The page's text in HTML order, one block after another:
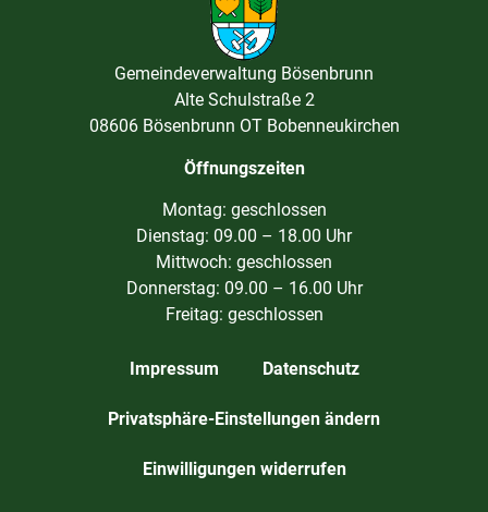
Gemeindeverwaltung Bösenbrunn
Alte Schulstraße 2
08606 Bösenbrunn OT Bobenneukirchen
Öffnungszeiten
Montag: geschlossen
Dienstag: 09.00 – 18.00 Uhr
Mittwoch: geschlossen
Donnerstag: 09.00 – 16.00 Uhr
Freitag: geschlossen
Impressum Datenschutz
Privatsphäre-Einstellungen ändern
Einwilligungen widerrufen